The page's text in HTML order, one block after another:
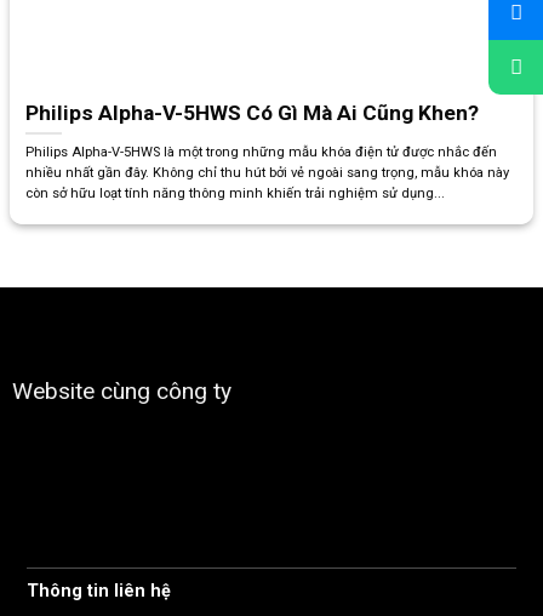
Philips Alpha-V-5HWS Có Gì Mà Ai Cũng Khen?
Philips Alpha-V-5HWS là một trong những mẫu khóa điện tử được nhắc đến
nhiều nhất gần đây. Không chỉ thu hút bởi vẻ ngoài sang trọng, mẫu khóa này
còn sở hữu loạt tính năng thông minh khiến trải nghiệm sử dụng...
Website cùng công ty
Thông tin liên hệ